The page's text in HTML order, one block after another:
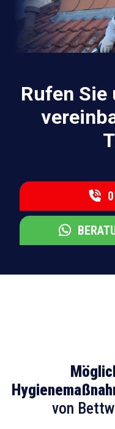
Rufen Sie
von